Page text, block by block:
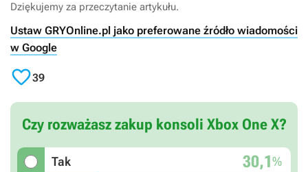
Dziękujemy za przeczytanie artykułu.
Ustaw GRYOnline.pl jako preferowane źródło wiadomości
w Google
39
Czy rozważasz zakup konsoli Xbox One X?
Tak 30,1%